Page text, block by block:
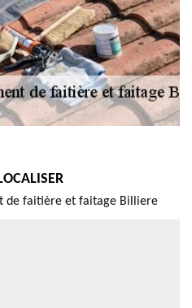
de faitière et faitage Billiere